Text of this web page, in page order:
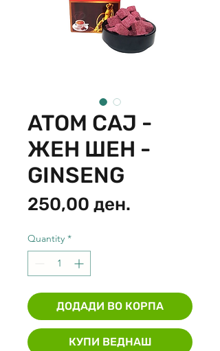
ATOM CAJ -
ЖЕН ШЕН -
GINSENG
250,00 ден.
Quantity *
ДОДАДИ ВО КОРПА
КУПИ ВЕДНАШ